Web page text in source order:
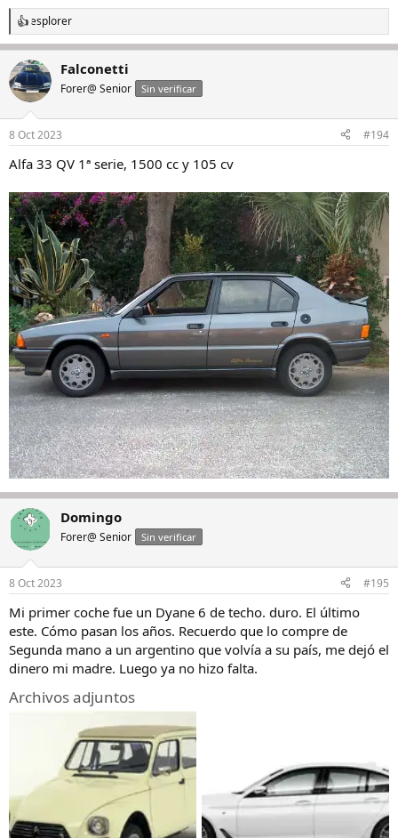
R
e
c
c
i
e
:
esplorer
Falconetti
Forer@ Senior Sin verificar
8 Oct 2023 #194
Alfa 33 QV 1ª serie, 1500 cc y 105 cv
Domingo
Forer@ Senior Sin verificar
8 Oct 2023 #195
Mi primer coche fue un Dyane 6 de techo. duro. El último
este. Cómo pasan los años. Recuerdo que lo compre de
Segunda mano a un argentino que volvía a su país, me dejó el
dinero mi madre. Luego ya no hizo falta.
Archivos adjuntos